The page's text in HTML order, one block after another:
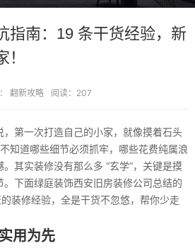
指南：19 条干货经验，新
翻新攻略 阅读：207
，第一次打造自己的小家，就像摸着石头
道哪些细节必须抓牢，哪些花费纯属浪
其实装修没有那么多 “玄学”，关键是摸
下面绿庭装饰西安旧房装修公司总结的
装修经验，全是干货不忽悠，帮你少走
用为先